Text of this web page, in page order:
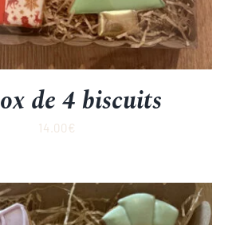
de 4 biscuits
14.00€